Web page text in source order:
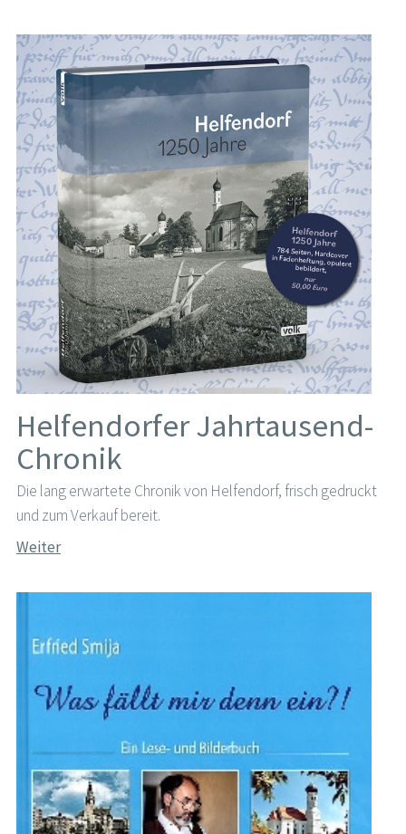
Helfendorfer Jahrtausend-
Chronik
Die lang erwartete Chronik von Helfendorf, frisch gedruckt
und zum Verkauf bereit.
Weiter